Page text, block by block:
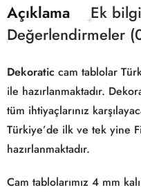
Açıklama Ek bilgi
Değerlendirmeler
Dekoratic cam tablolar
ile hazırlanmaktadır.
tüm ihtiyaçlarınız
Türkiye’de ilk ve tek yine
hazırlanmaktadır.
Cam tablolarımız 4 mm